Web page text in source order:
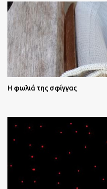
Η φωλιά της σφίγγας